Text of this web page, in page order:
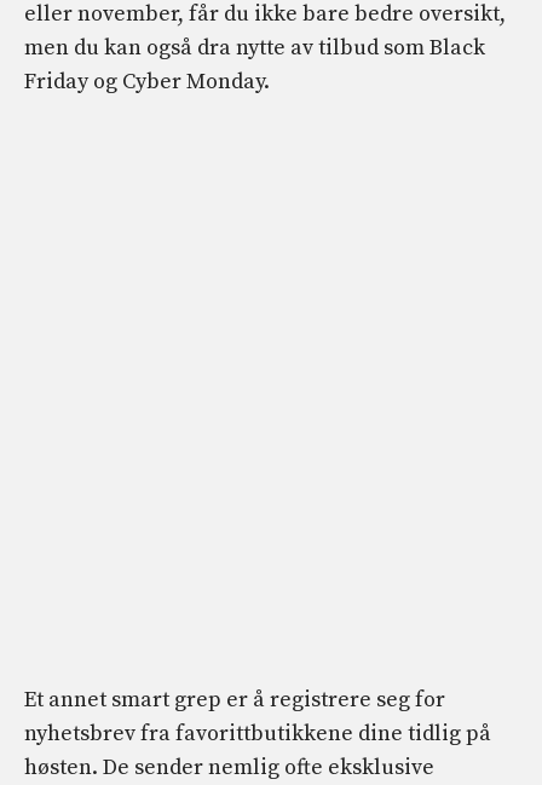
eller november, får du ikke bare bedre oversikt,
men du kan også dra nytte av tilbud som Black
Friday og Cyber Monday.
Et annet smart grep er å registrere seg for
nyhetsbrev fra favorittbutikkene dine tidlig på
høsten. De sender nemlig ofte eksklusive